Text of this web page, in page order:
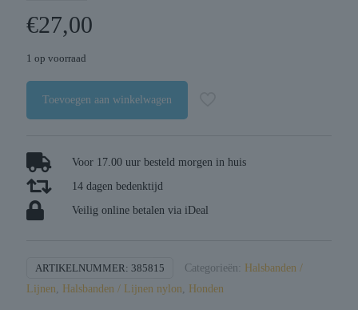
€27,00
1 op voorraad
Toevoegen aan winkelwagen
Voor 17.00 uur besteld morgen in huis
14 dagen bedenktijd
Veilig online betalen via iDeal
ARTIKELNUMMER: 385815 Categorieën:
Halsbanden /
Lijnen, Halsbanden / Lijnen nylon, Honden